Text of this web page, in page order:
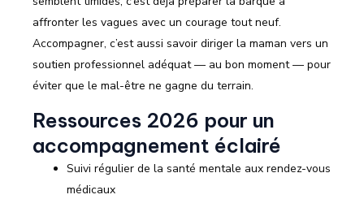
affronter les vagues avec un courage tout neuf.
Accompagner, c’est aussi savoir diriger la maman vers un
soutien professionnel adéquat — au bon moment — pour
éviter que le mal-être ne gagne du terrain.
Ressources 2026 pour un
accompagnement éclairé
Suivi régulier de la santé mentale aux rendez-vous
médicaux